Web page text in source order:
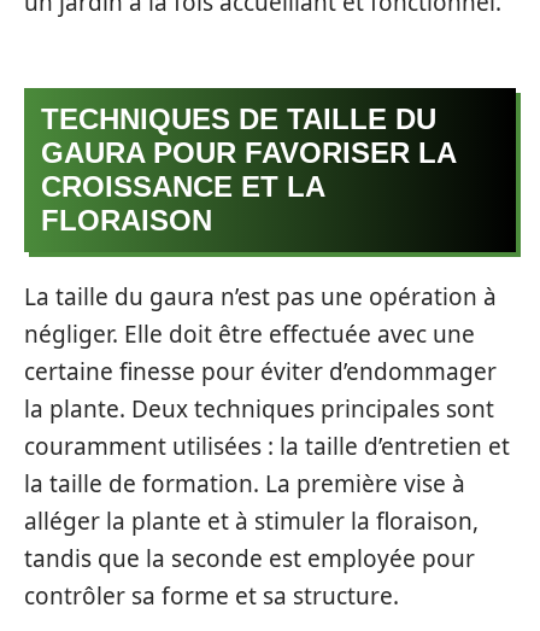
TECHNIQUES DE TAILLE DU
GAURA POUR FAVORISER LA
CROISSANCE ET LA
FLORAISON
La taille du gaura n’est pas une opération à
négliger. Elle doit être effectuée avec une
certaine finesse pour éviter d’endommager
la plante. Deux techniques principales sont
couramment utilisées : la taille d’entretien et
la taille de formation. La première vise à
alléger la plante et à stimuler la floraison,
tandis que la seconde est employée pour
contrôler sa forme et sa structure.